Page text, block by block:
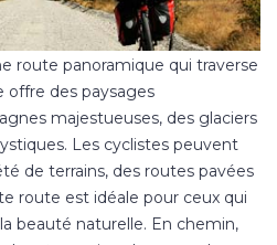
route panoramique qui traverse
offre des paysages
majestueuses, des glaciers
Les cyclistes peuvent
de terrains, des routes pavées
route est idéale pour ceux qui
beauté naturelle. En chemin,